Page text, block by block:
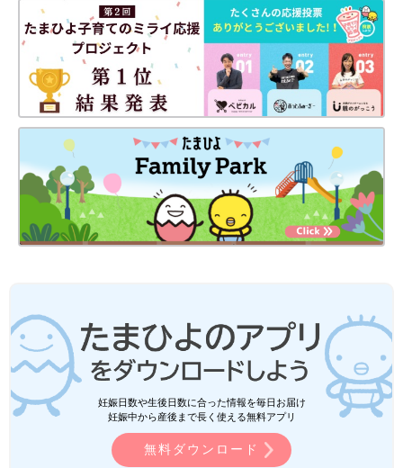
妊娠日数や生後日数に合った情報を毎日お届け
妊娠中から産後まで長く使える無料アプリ
無料ダウンロード